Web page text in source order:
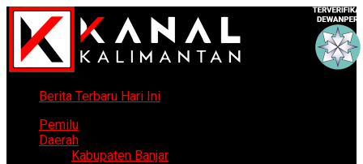
Berita Terbaru Hari Ini
Pemilu
Daerah
Kabupaten Banjar